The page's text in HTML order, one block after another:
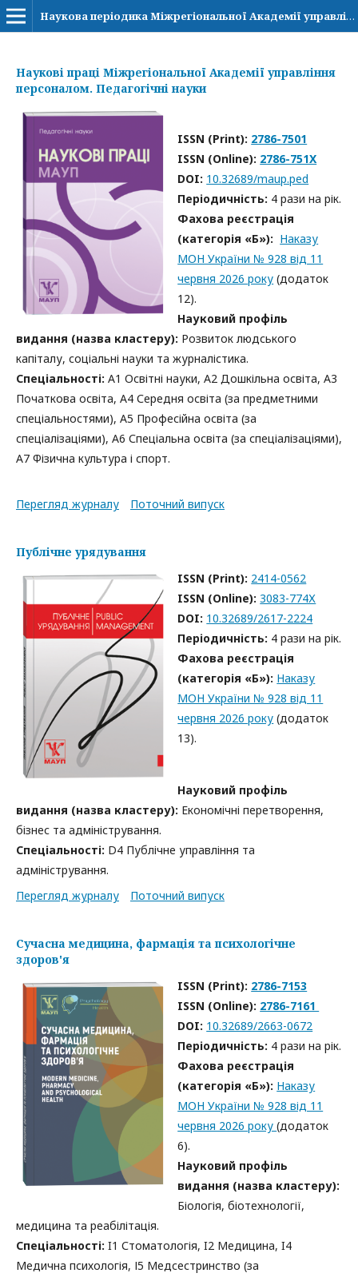
Наукова періодика Міжрегіональної Академії управління персоналом
Наукові праці Міжрегіональної Академії управління
персоналом. Педагогічні науки
ISSN (Print): 2786-7501
ISSN (Online): 2786-751X
DOI: 10.32689/maup.ped
Періодичність: 4 рази на рік.
Фахова реєстрація
(категорія «Б»): Наказу
МОН України № 928 від 11
червня 2026 року (додаток
12).
Науковий профіль
видання (назва кластеру): Розвиток людського
капіталу, соціальні науки та журналістика.
Спеціальності: А1 Освітні науки, А2 Дошкільна освіта, А3
Початкова освіта, А4 Середня освіта (за предметними
спеціальностями), А5 Професійна освіта (за
спеціалізаціями), А6 Спеціальна освіта (за спеціалізаціями),
А7 Фізична культура і спорт.
Перегляд журналу Поточний випуск
Публічне урядування
ISSN (Print): 2414-0562
ISSN (Online):3083-774Х
DOI: 10.32689/2617-2224
Періодичність: 4 рази на рік.
Фахова реєстрація
(категорія «Б»): Наказу
МОН України № 928 від 11
червня 2026 року (додаток
13).
Науковий профіль
видання (назва кластеру): Економічні перетворення,
бізнес та адміністрування.
Спеціальності: D4 Публічне управління та
адміністрування.
Перегляд журналу
Поточний випуск
Сучасна медицина, фармація та психологічне
здоров'я
ISSN (Print): 2786-7153
ISSN (Online): 2786-7161
DOI: 10.32689/2663-0672
Періодичність: 4 рази на рік.
Фахова реєстрація
(категорія «Б»): Наказу
МОН України № 928 від 11
червня 2026 року(додаток
6).
Науковий профіль
видання (назва кластеру):
Біологія, біотехнології,
медицина та реабілітація.
Спеціальності: I1 Стоматологія, I2 Медицина, I4
Медична психологія, І5 Медсестринство (за